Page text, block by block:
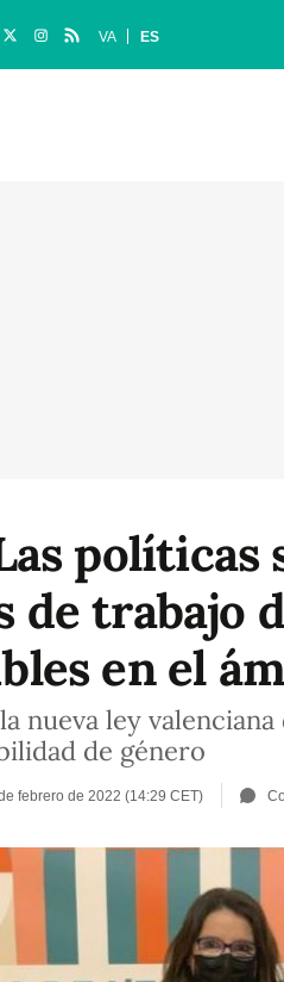
VA ES
políticas
de trabajo
en el
nueva ley
de género
febrero de 2022 (14:29 CET)